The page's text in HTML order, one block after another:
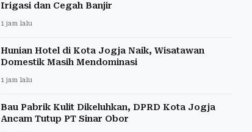
Irigasi dan Cegah Banjir
1 jam lalu
Hunian Hotel di Kota Jogja Naik, Wisatawan
Domestik Masih Mendominasi
1 jam lalu
Bau Pabrik Kulit Dikeluhkan, DPRD Kota Jogja
Ancam Tutup PT Sinar Obor